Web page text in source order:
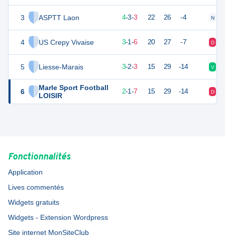
3 ASPTT Laon
4 US Crepy Vivaise
5 Liesse-Marais
6
Marle Sport Football
LOISIR
4-3-3 22 26 -4 N
10 3-1-6 20 27 -7 D
3-2-3 15 29 -14 V
7 10 2-1-7 15 29 -14 D
Fonctionnalités
Application
Lives commentés
Widgets gratuits
Widgets - Extension Wordpress
Site internet MonSiteClub